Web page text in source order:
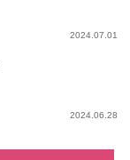
2024.07.01
2024.06.28